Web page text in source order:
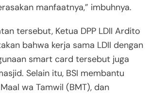
manfaatnya,” imbuhnya.
tersebut, Ketua DPP LDII Ardito
bahwa kerja sama LDII dengan
smart card tersebut juga
Selain itu, BSI membantu
wa Tamwil (BMT), dan